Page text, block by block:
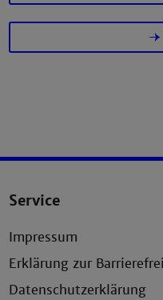
Service
Impressum
Erklärung zur
Datenschutzerklärung